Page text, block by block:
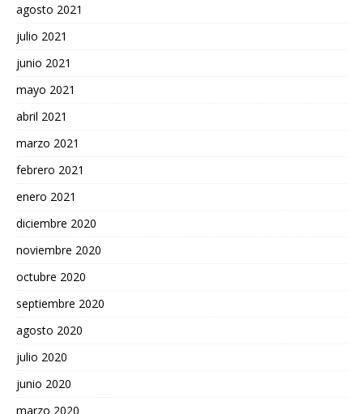
agosto 2021
julio 2021
junio 2021
mayo 2021
abril 2021
marzo 2021
febrero 2021
enero 2021
diciembre 2020
noviembre 2020
octubre 2020
septiembre 2020
agosto 2020
julio 2020
junio 2020
marzo 2020